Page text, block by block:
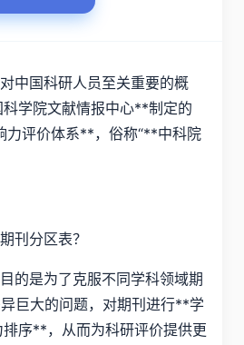
中国科研人员至关重要的概
学院文献情报中心**制定的
力评价体系**，俗称“**中科院
刊分区表？
的是为了克服不同学科领域期
巨大的问题，对期刊进行**学
序**，从而为科研评价提供更